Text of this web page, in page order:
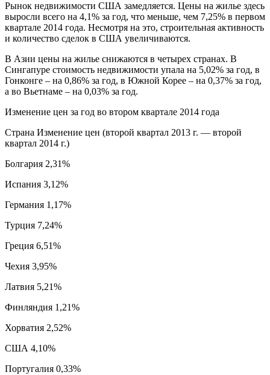
Рынок недвижимости США замедляется. Цены на жилье здесь
выросли всего на 4,1% за год, что меньше, чем 7,25% в первом
квартале 2014 года. Несмотря на это, строительная активность
и количество сделок в США увеличиваются.
В Азии цены на жилье снижаются в четырех странах. В
Сингапуре стоимость недвижимости упала на 5,02% за год, в
Гонконге – на 0,86% за год, в Южной Корее – на 0,37% за год,
а во Вьетнаме – на 0,03% за год.
Изменение цен за год во втором квартале 2014 года
Страна Изменение цен (второй квартал 2013 г. — второй
квартал 2014 г.)
Болгария 2,31%
Испания 3,12%
Германия 1,17%
Турция 7,24%
Греция 6,51%
Чехия 3,95%
Латвия 5,21%
Финляндия 1,21%
Хорватия 2,52%
США 4,10%
Португалия 0,33%